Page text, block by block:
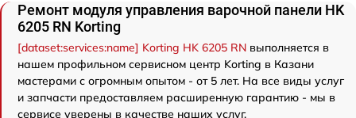
Ремонт модуля управления варочной панели HK
6205 RN Korting
[dataset:services:name] Korting HK 6205 RN выполняется в
нашем профильном сервисном центр Korting в Казани
мастерами с огромным опытом - от 5 лет. На все виды услуг
и запчасти предоставляем расширенную гарантию - мы в
сервисе уверены в качестве наших услуг.